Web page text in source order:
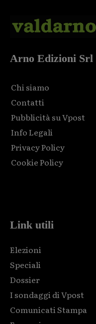
Arno Edizioni Srl
Chi siamo
Contatti
Pubblicità su Vpost
Info Legali
Privacy Policy
Cookie Policy
Link utili
Elezioni
Speciali
Dossier
I sondaggi di Vpost
Comunicati Stampa